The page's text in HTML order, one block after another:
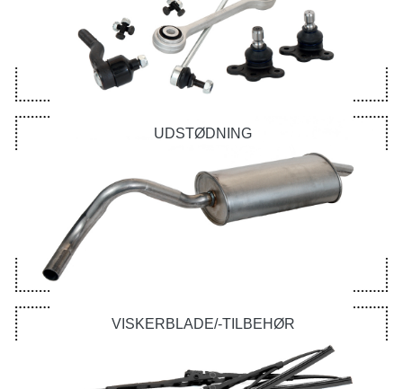
UDSTØDNING
VISKERBLADE/-TILBEHØR